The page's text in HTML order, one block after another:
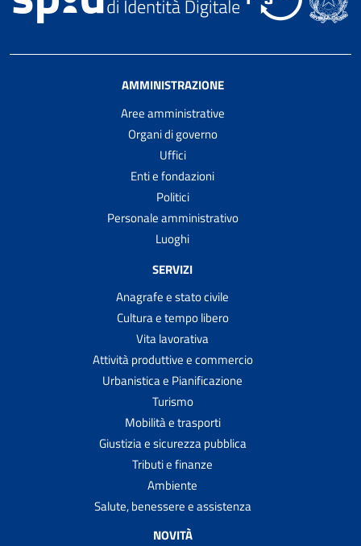
AMMINISTRAZIONE
Aree amministrative
Organi di governo
Uffici
Enti e fondazioni
Politici
Personale amministrativo
Luoghi
SERVIZI
Anagrafe e stato civile
Cultura e tempo libero
Vita lavorativa
Attività produttive e commercio
Urbanistica e Pianificazione
Turismo
Mobilità e trasporti
Giustizia e sicurezza pubblica
Tributi e finanze
Ambiente
Salute, benessere e assistenza
NOVITÀ